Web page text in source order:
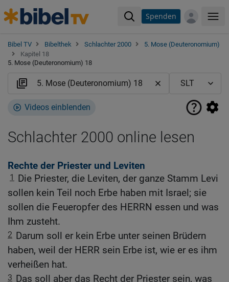
Spenden
Bibel TV Bibelthek Schlachter 2000
5. Mose (Deuteronomium)
Kapitel 18
5. Mose (Deuteronomium) 18
Videos einblenden
Schlachter 2000 online lesen
Rechte der Priester und Leviten
1
Die Priester, die Leviten, der ganze Stamm Levi
sollen kein Teil noch Erbe haben mit Israel; sie
sollen die Feueropfer des HERRN essen und was
Ihm zusteht.
2 Darum soll er kein Erbe unter seinen Brüdern
haben, weil der HERR sein Erbe ist, wie er es ihm
verheißen hat.
3 Das soll aber das Recht der Priester sein, was